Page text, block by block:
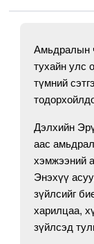
Амьдралын
тухайн улс
түмний
Дэлхийн
аас
хэмжээний
Энэхүү
зүйлсийг
харилцаа,
зүйлсэд